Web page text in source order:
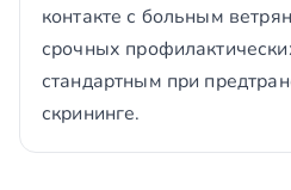
контакте с больным
срочных
стандартным при
скрининге.